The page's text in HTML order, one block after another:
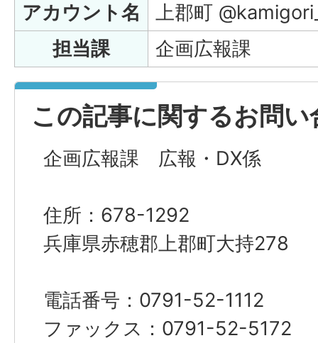
アカウント名
上郡町
担当課
企画広報課
この記事に関するお問い
企画広報課 広報・DX係
住所：678-1292
兵庫県赤穂郡上郡町大持278
電話番号：0791-52-1112
ファックス：0791-52-5172